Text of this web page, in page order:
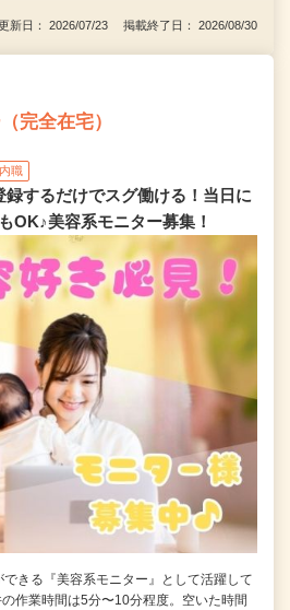
新日： 2026/07/23 掲載終了日： 2026/08/30
完全在宅）
職
録するだけでスグ働ける！当日に
OK♪美容系モニター募集！
できる『美容系モニター』として活躍して
作業時間は5分〜10分程度。空いた時間